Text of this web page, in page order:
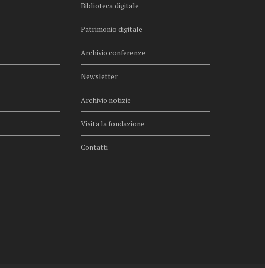
Biblioteca digitale
Patrimonio digitale
Archivio conferenze
Newsletter
Archivio notizie
Visita la fondazione
Contatti